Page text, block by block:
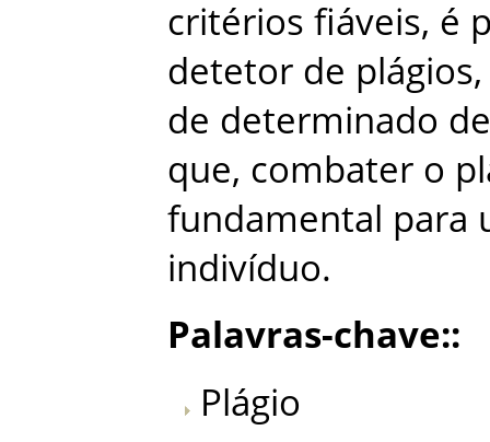
critérios fiáveis, é
detetor de plágios,
de determinado
que, combater o
fundamental para
indivíduo.
Palavras-chave::
Plágio